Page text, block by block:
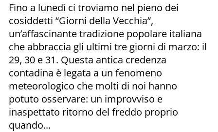
Fino a lunedì ci troviamo nel pieno dei
cosiddetti “Giorni della Vecchia”,
un’affascinante tradizione popolare italiana
che abbraccia gli ultimi tre giorni di marzo: il
29, 30 e 31. Questa antica credenza
contadina è legata a un fenomeno
meteorologico che molti di noi hanno
potuto osservare: un improvviso e
inaspettato ritorno del freddo proprio
quando...